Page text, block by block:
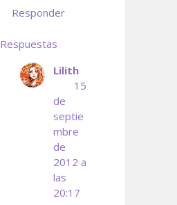
Responder
Respuestas
Lilith
15
de
septie
mbre
de
2012 a
las
20:17